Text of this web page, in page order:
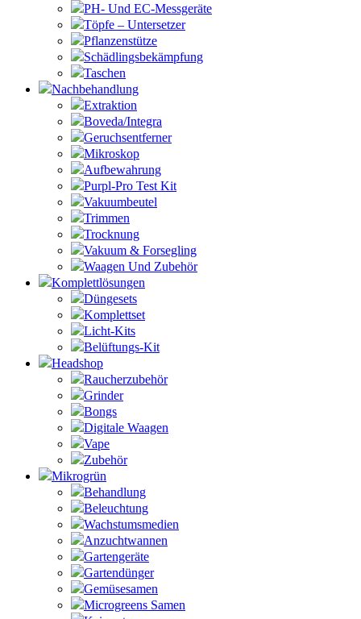
PH- Und EC-Messgeräte
Töpfe – Untersetzer
Pflanzenstütze
Schädlingsbekämpfung
Taschen
Nachbehandlung
Extraktion
Boveda/Integra
Geruchsentferner
Mikroskop
Aufbewahrung
Purpl-Pro Test Kit
Vakuumbeutel
Trimmen
Trocknung
Vakuum & Forsegling
Waagen Und Zubehör
Komplettlösungen
Düngesets
Komplettset
Licht-Kits
Belüftungs-Kit
Headshop
Raucherzubehör
Grinder
Bongs
Digitale Waagen
Vape
Zubehör
Mikrogrün
Behandlung
Beleuchtung
Wachstumsmedien
Anzuchtwannen
Gartengeräte
Gartendünger
Gemüsesamen
Microgreens Samen